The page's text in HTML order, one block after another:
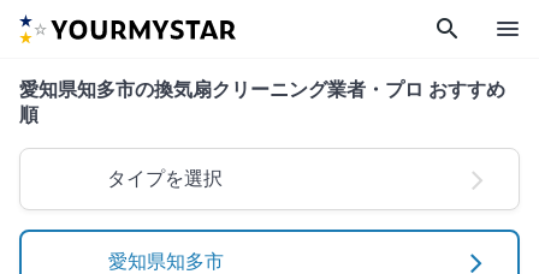
search menu
愛知県知多市の換気扇クリーニング業者・プロ おすすめ
順
タイプを選択
愛知県知多市